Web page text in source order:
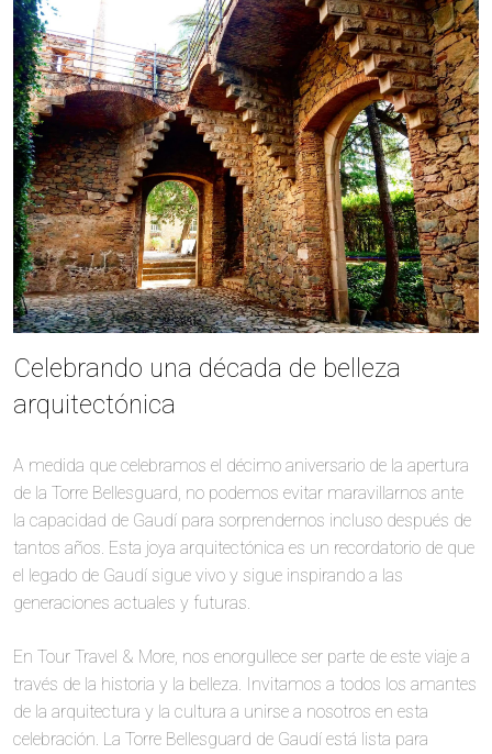
Celebrando una década de belleza
arquitectónica
A medida que celebramos el décimo aniversario de la apertura
de la Torre Bellesguard, no podemos evitar maravillarnos ante
la capacidad de Gaudí para sorprendernos incluso después de
tantos años. Esta joya arquitectónica es un recordatorio de que
el legado de Gaudí sigue vivo y sigue inspirando a las
generaciones actuales y futuras.
En Tour Travel & More, nos enorgullece ser parte de este viaje a
través de la historia y la belleza. Invitamos a todos los amantes
de la arquitectura y la cultura a unirse a nosotros en esta
celebración. La Torre Bellesguard de Gaudí está lista para